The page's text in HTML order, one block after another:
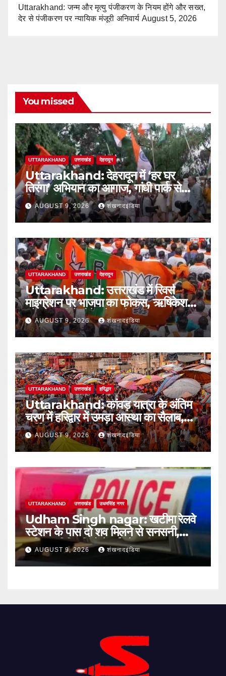
Uttarakhand: जन्म और मृत्यु पंजीकरण के नियम होंगे और सख्त,
देर से पंजीकरण पर न्यायिक मंजूरी अनिवार्य August 5, 2026
You missed
UTTARAKHAND उत्तराखंड देहरादून
Uttarakhand: देहरादून में ‘हर घर
तिरंगा’ अभियान का आगाज, गांधी पार्क से
निकलेगी तिरंगा यात्रा
AUGUST 9, 2026 शंखनादइंडिया
UTTARAKHAND उत्तराखंड देहरादून
Uttarakhand: उत्तराखंड में रिवर्स
माइग्रेशन पर भाजपा का फोकस, ऋषिकेश
और हल्द्वानी में होंगे बड़े सम्मेलन
AUGUST 9, 2026 शंखनादइंडिया
UTTARAKHAND उत्तराखंड हरिद्धार
Uttarakhand: कांवड़ यात्रा के अंतिम
चरण में हरिद्वार में उमड़ा आस्था का सैलाब,
पार्किंग फुल तो बाजारों में बढ़ी रौनक
AUGUST 9, 2026 शंखनादइंडिया
UTTARAKHAND उत्तराखंड उधमसिंह नगर
Udham Singh nagar: खटीमा रेलवे
स्टेशन के पास दो शव मिलने से सनसनी,
संदिग्ध परिस्थितियों में हुई मौत की जांच शुरू
AUGUST 9, 2026 शंखनादइंडिया